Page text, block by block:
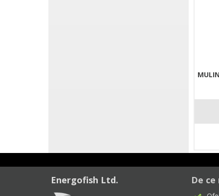
Energofish Ltd. De ce